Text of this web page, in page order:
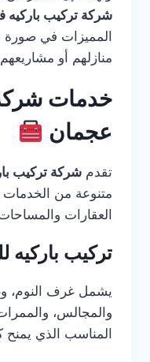
شركة تركيب
المميزات في صورة
منازلهم أو
خدمات
عجمان
تقدم شركة تركيب
متنوعة من
العقارات
تركيب باركيه
يشمل غرف النوم،
والمجالس،
المناسب الذي